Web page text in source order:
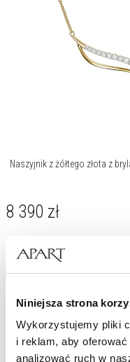
Niniejsza strona
Wykorzystujemy pliki
i reklam, aby
analizować ruch w
Naszyjnik z żółtego złota z
8 390 zł